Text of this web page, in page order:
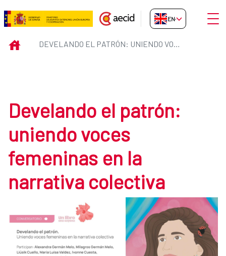
Skip to Main Content
Develando el patrón: uniendo
EN-GB
INICIO DEVELANDO EL PATRÓN: UNIENDO VOCES FEMENINAS EN LA NARRATIVA COLECTIVA
Develando el patrón:
uniendo voces
femeninas en la
narrativa colectiva